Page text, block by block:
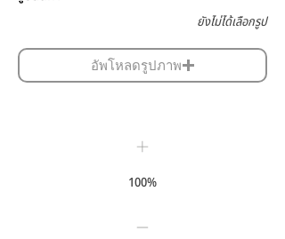
ยังไม่ได้เลือกรูป
อัพโหลดรูปภาพ
100%